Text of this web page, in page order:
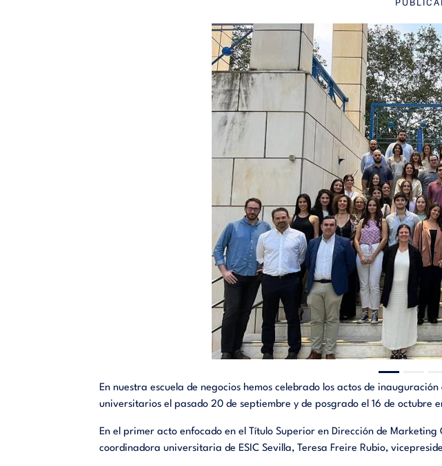
En nuestra escuela de negocios hemos celebrado los actos de
universitarios el pasado 20 de septiembre y de posgrado el 16 de octubre
En el primer acto enfocado en el Título Superior en Dirección de
coordinadora universitaria de ESIC Sevilla, Teresa Freire Rubio,